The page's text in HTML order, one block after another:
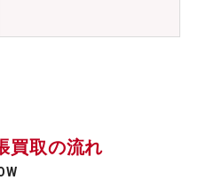
買取の流れ